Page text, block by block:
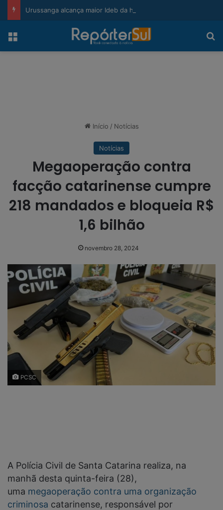
Menu
Início / Notícias
Notícias
Megaoperação contra
facção catarinense cumpre
218 mandados e bloqueia R$
1,6 bilhão
novembro 28, 2024
PCSC
A Polícia Civil de Santa Catarina realiza, na
manhã desta quinta-feira (28),
uma megaoperação contra uma organização
criminosa catarinense, responsável por